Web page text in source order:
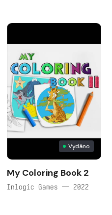
Vydáno
My Coloring Book 2
Inlogic Games — 2022